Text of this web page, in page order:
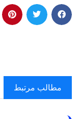
مطالب مرتبط